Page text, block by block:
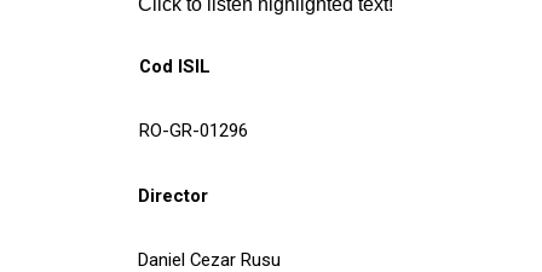
Cod ISIL
RO-GR-01296
Director
Daniel Cezar Rusu